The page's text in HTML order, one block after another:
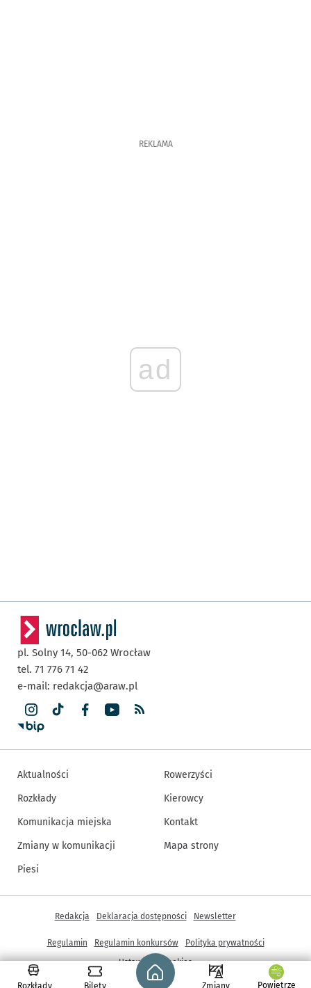
REKLAMA
ad
Rozkłady Bilety
Strona główna - wroclaw.pl
Zmiany Powietrze
pl. Solny 14, 50-062 Wrocław
tel. 71 776 71 42
e-mail: redakcja@araw.pl
Aktualności
Rozkłady
Komunikacja miejska
Zmiany w komunikacji
Piesi
Rowerzyści
Kierowcy
Kontakt
Mapa strony
Inne informacje
Redakcja Deklaracja dostępności Newsletter
Regulamin Regulamin konkursów
Polityka prywatności
Ustawienia cookies